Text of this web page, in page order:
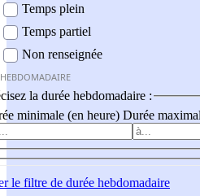
Temps plein
Temps partiel
Non renseignée
la durée hebdomadaire :
minimale (en heure) Durée
le filtre de durée hebdomadaire